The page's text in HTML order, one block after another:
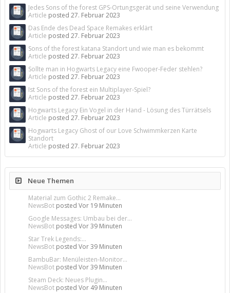
Jedes Sons of the forest GPS-Ortungsgerät und seine Verwendung
Article posted 27. Februar 2023
Das Ende des Dead Space Remakes erklärt
Article posted 27. Februar 2023
Sons of the forest katana Standort und wie man es bekommt
Article posted 27. Februar 2023
Sollte man in Hogwarts Legacy eine Fwooper-Feder stehlen?
Article posted 27. Februar 2023
Ist Sons of the forest ein Multiplayer-Spiel?
Article posted 27. Februar 2023
Hogwarts Legacy Ein Vogel in der Hand - Lösung des Türrätsels
Article posted 27. Februar 2023
Hogwarts Legacy Ghost of our Love Schwimmkerzen Karte
Standort
Article posted 27. Februar 2023
Neue Themen
Material zum Gothic 2 Remake...
NewsBot posted Vor 19 Minuten
Google Messages: Umbau bei der...
NewsBot posted Vor 39 Minuten
Star Trek Legends:...
NewsBot posted Vor 39 Minuten
BambuBar: Menüleisten-Monitor...
NewsBot posted Vor 39 Minuten
Steam Deck: Neues Plugin...
NewsBot posted Vor 49 Minuten